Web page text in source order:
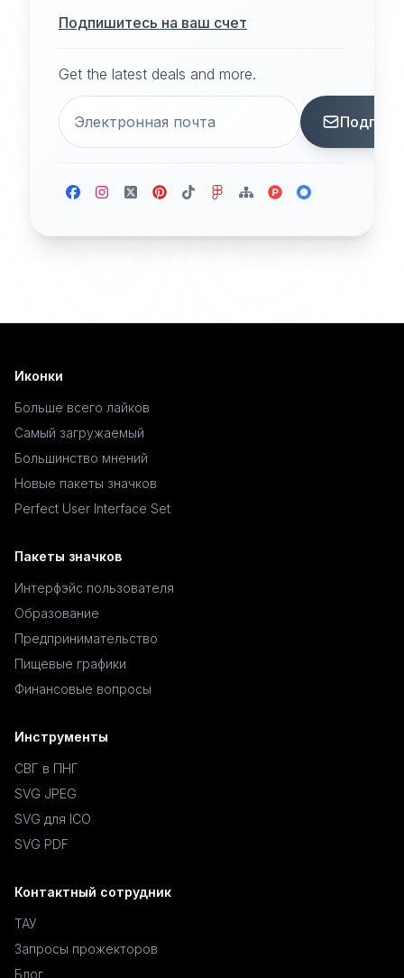
Подпишитесь на ваш счет
Get the latest deals and more.
Иконки
Больше всего лайков
Самый загружаемый
Большинство мнений
Новые пакеты значков
Perfect User Interface Set
Пакеты значков
Интерфэйс пользователя
Образование
Предпринимательство
Пищевые графики
Финансовые вопросы
Инструменты
СВГ в ПНГ
SVG JPEG
SVG для ICO
SVG PDF
Контактный сотрудник
ТАУ
Запросы прожекторов
Блог